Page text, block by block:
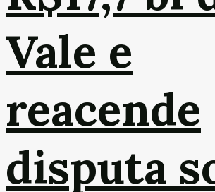
Vale e
reacende
disputa